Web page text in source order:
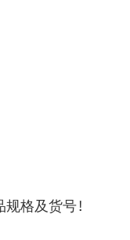
格及货号！